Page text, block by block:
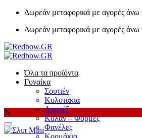
Μετάβαση
περιεχόμενο
Δωρεάν μεταφορικά με αγορές άνω
Δωρεάν μεταφορικά με αγορές άνω
Όλα τα προϊόντα
Γυναίκα
Σουτιέν
Κυλοτάκια
Λαστέξ
Κολάν – Φόρμες
Φανέλες
Κορμάκια
%